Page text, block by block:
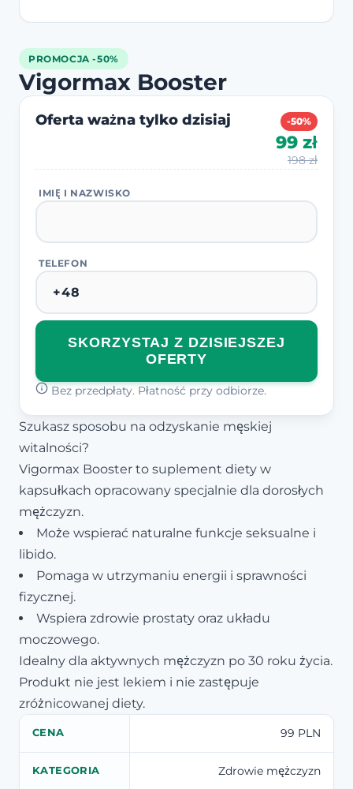
PROMOCJA -50%
Vigormax Booster
Oferta ważna tylko dzisiaj -50%
99 zł
198 zł
IMIĘ I NAZWISKO
TELEFON
SKORZYSTAJ Z DZISIEJSZEJ
OFERTY
Bez przedpłaty. Płatność przy odbiorze.
Szukasz sposobu na odzyskanie męskiej
witalności?
Vigormax Booster to suplement diety w
kapsułkach opracowany specjalnie dla dorosłych
mężczyzn.
Może wspierać naturalne funkcje seksualne i
libido.
Pomaga w utrzymaniu energii i sprawności
fizycznej.
Wspiera zdrowie prostaty oraz układu
moczowego.
Idealny dla aktywnych mężczyzn po 30 roku życia.
Produkt nie jest lekiem i nie zastępuje
zróżnicowanej diety.
CENA 99 PLN
KATEGORIA Zdrowie mężczyzn